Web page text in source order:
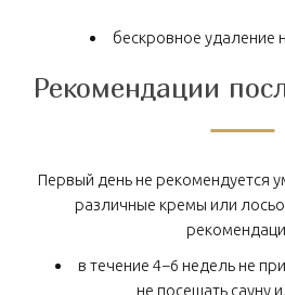
бескровное удаление
Рекомендации
Первый день не рекомендуется
различные кремы или
в течение 4−6 недель не
не посещать сауну